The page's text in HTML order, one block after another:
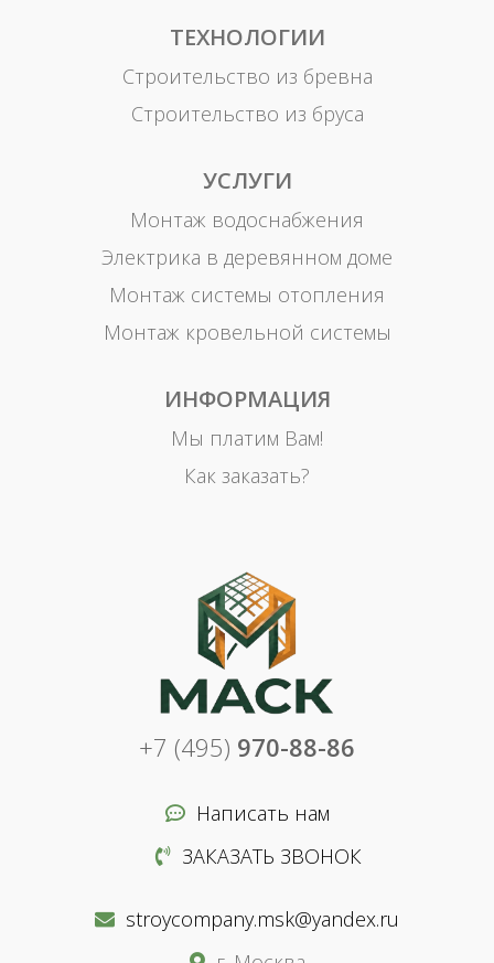
ТЕХНОЛОГИИ
Строительство из бревна
Строительство из бруса
УСЛУГИ
Монтаж водоснабжения
Электрика в деревянном доме
Монтаж системы отопления
Монтаж кровельной системы
ИНФОРМАЦИЯ
Мы платим Вам!
Как заказать?
+7 (495) 970-88-86
Написать нам
ЗАКАЗАТЬ ЗВОНОК
stroycompany.msk@yandex.ru